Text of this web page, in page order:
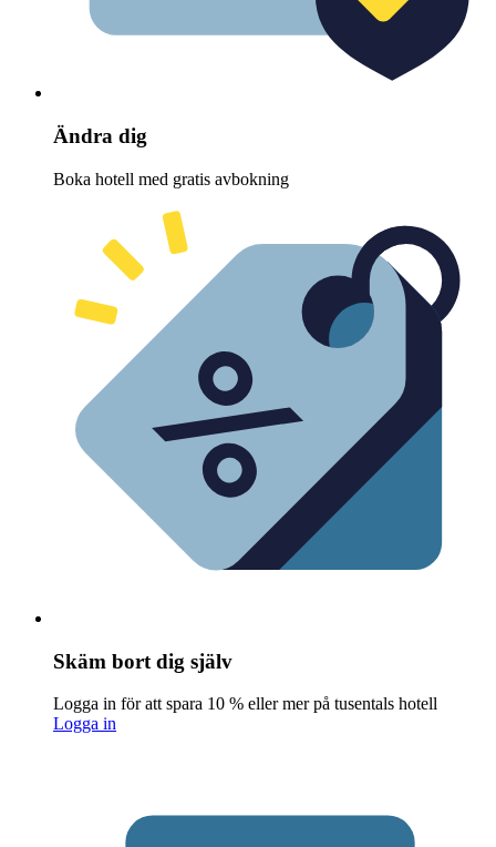
Ändra dig
Boka hotell med gratis avbokning
Skäm bort dig själv
Logga in för att spara 10 % eller mer på tusentals hotell
Logga in